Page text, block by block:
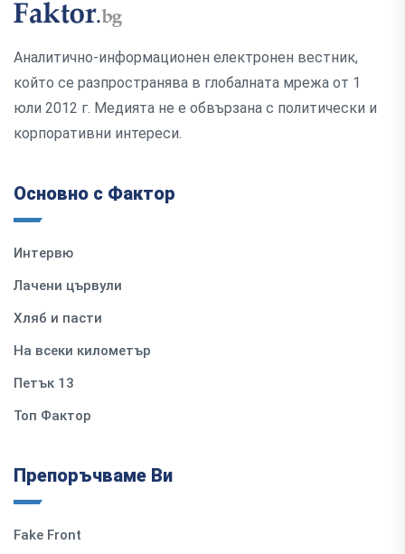
Аналитично-информационен електронен вестник,
който се разпространява в глобалната мрежа от 1
юли 2012 г. Медията не е обвързана с политически и
корпоративни интереси.
Основно с Фактор
Интервю
Лачени цървули
Хляб и пасти
На всеки километър
Петък 13
Топ Фактор
Препоръчваме Ви
Fake Front